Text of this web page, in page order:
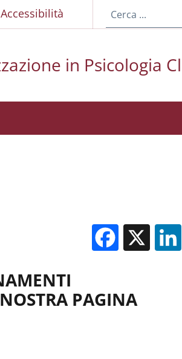
Accessibilità
in Psicologia
X
PAGINA